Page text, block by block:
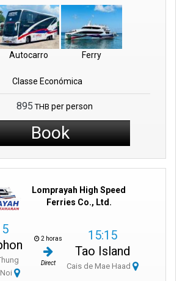
Autocarro Ferry
Classe Económica
895 THB per person
Book
Lomprayah High Speed
Ferries Co., Ltd.
Noi
2 horas
Direct
15:15
Tao Island
Cais de Mae Haad